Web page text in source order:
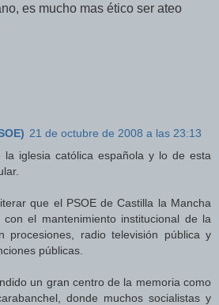
es mucho mas ético ser ateo
21 de octubre de 2008 a las 23:13
la iglesia católica española y lo de esta
que el PSOE de Castilla la Mancha
con el mantenimiento institucional de la
procesiones, radio televisión pública y
públicas.
un gran centro de la memoria como
donde muchos socialistas y